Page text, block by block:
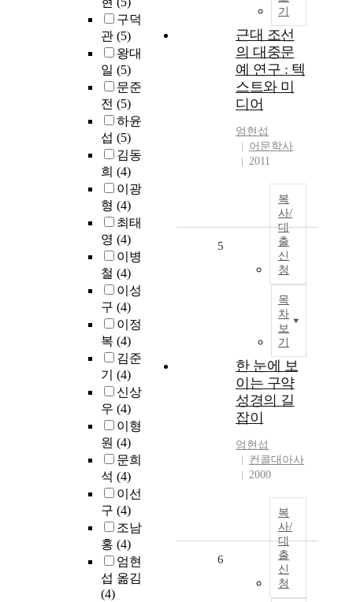
구덕
관 (5)
왕대
일 (5)
문준
전 (5)
하윤
섭 (5)
김동
희 (4)
이광
형 (4)
최태
영 (4)
이병
철 (4)
이성
구 (4)
이정
복 (4)
김준
기 (4)
신상
우 (4)
이형
원 (4)
문희
석 (4)
이선
구 (4)
조남
홍 (4)
엄현
섭 옮김
(4)
기
근대 조선
의 대중문
예 연구 : 텍
스트와 미
디어
엄현섭
어문학사
2011
복
사/
대
출
신
청
목
차
보
기
5
한 눈에 보
이는 구약
성경의 길
잡이
엄현섭
컨콜대아사
2000
복
사/
대
출
신
청
6